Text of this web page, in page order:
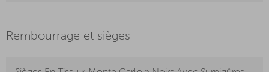
Rembourrage et sièges